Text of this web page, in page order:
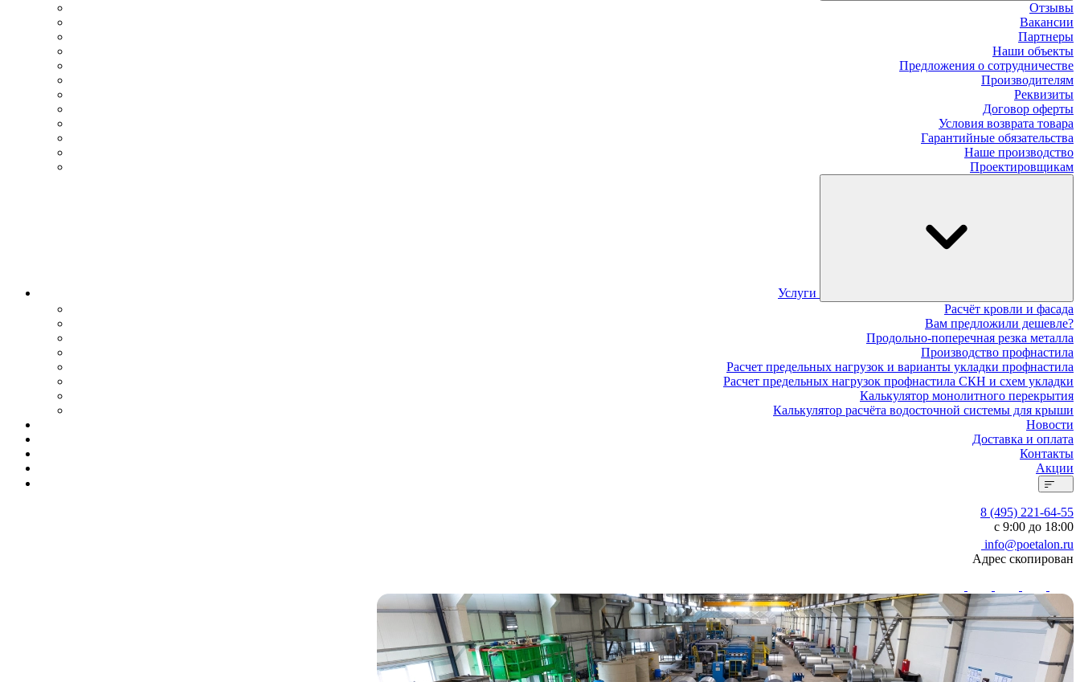
Отзывы
Вакансии
Партнеры
Наши объекты
Предложения о сотрудничестве
Производителям
Реквизиты
Договор оферты
Условия возврата товара
Гарантийные обязательства
Наше производство
Проектировщикам
Услуги
Расчёт кровли и фасада
Вам предложили дешевле?
Продольно-поперечная резка металла
Производство профнастила
Расчет предельных нагрузок и варианты укладки профнастила
Расчет предельных нагрузок профнастила СКН и схем укладки
Калькулятор монолитного перекрытия
Калькулятор расчёта водосточной системы для крыши
Новости
Доставка и оплата
Контакты
Акции
8 (495) 221-64-55
с 9:00 до 18:00
info@poetalon.ru
Адрес скопирован